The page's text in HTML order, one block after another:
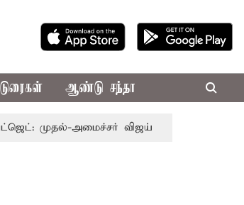
ஆண்டு சந்தா
அமைச்சர் விஜய் தமிழக அரசியலில்